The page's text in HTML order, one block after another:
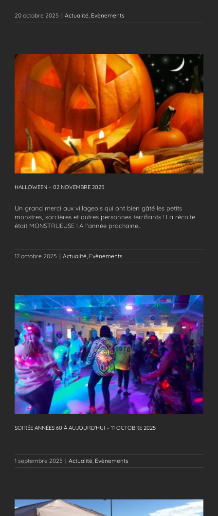
20 octobre 2025 | Actualité Evènements
HALLOWEEN – 02 NOVEMBRE 2025
HALLOWEEN – 02 NOVEMBRE 2025
Un grand merci aux villageois qui ont bien gâté les petits
monstres, sorcières et autres personnes terrifiants ! La récolte
était MONSTRUEUSE ! A l'année prochaine...
17 octobre 2025 | Actualité Evènements
SOIRÉE ANNÉES 60 À AUJOURD’HUI – 11 OCTOBRE 2025
SOIRÉE ANNÉES 60 À AUJOURD’HUI – 11 OCTOBRE 2025
1 septembre 2025 | Actualité Evènements